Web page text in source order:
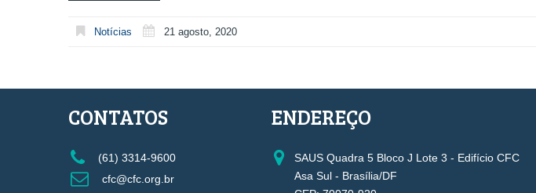
Notícias 21 agosto, 2020
CONTATOS
(61) 3314-9600
cfc@cfc.org.br
ENDEREÇO
SAUS Quadra 5 Bloco J Lote 3 - Edifício CFC
Asa Sul - Brasília/DF